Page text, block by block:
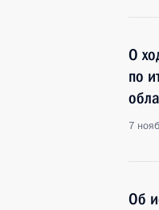
О
по
7
Об